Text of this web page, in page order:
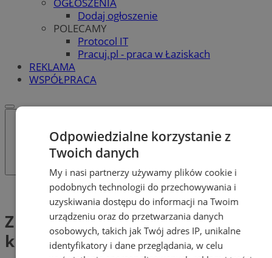
Dodaj ogłoszenie
POLECAMY
Protocol IT
Pracuj.pl - praca w Łaziskach
REKLAMA
WSPÓŁPRACA
Tag: Z nowym rokiem widocznym krokiem
Z nowym rokiem widocznym
krokiem (1)
Odpowiedzialne korzystanie z
Twoich danych
My i nasi partnerzy używamy plików cookie i
podobnych technologii do przechowywania i
uzyskiwania dostępu do informacji na Twoim
urządzeniu oraz do przetwarzania danych
osobowych, takich jak Twój adres IP, unikalne
identyfikatory i dane przeglądania, w celu